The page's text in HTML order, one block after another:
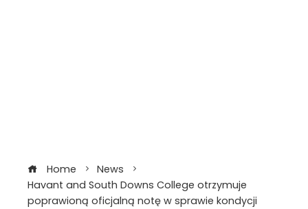
Home
News
Havant and South Downs College otrzymuje
poprawioną oficjalną notę w sprawie kondycji